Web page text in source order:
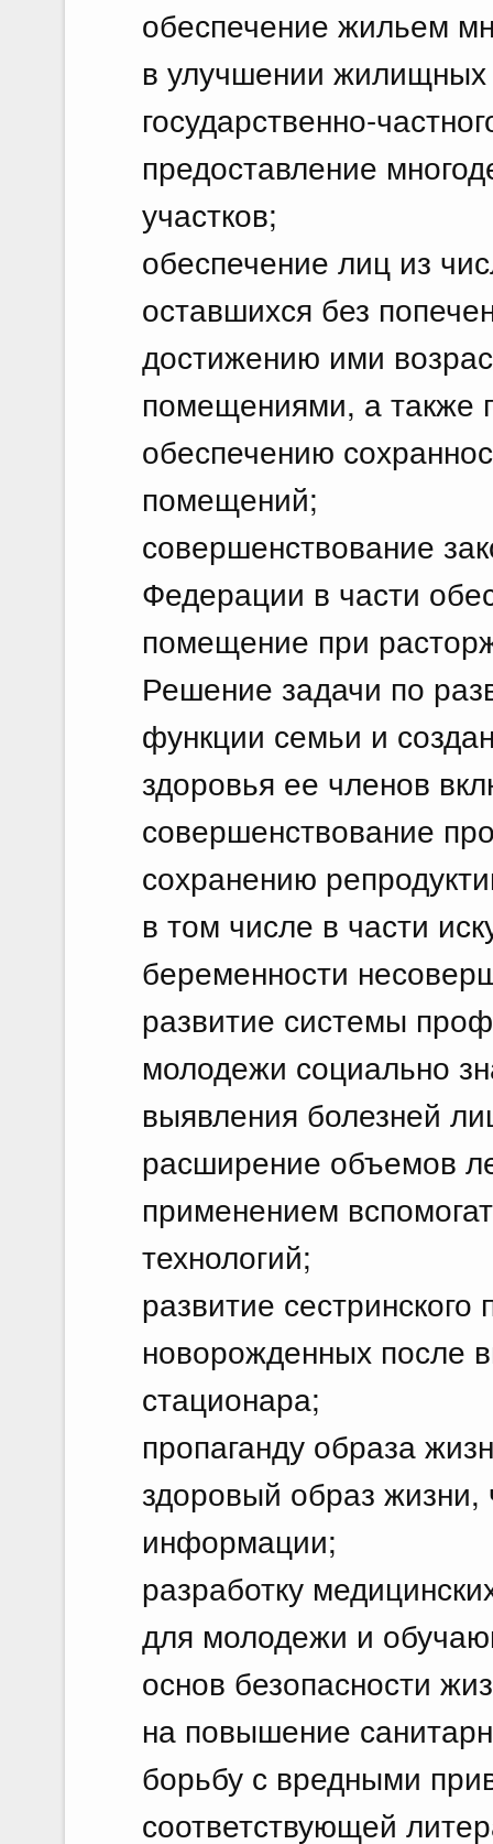
обеспечение жильем
в улучшении жилищных
государственно-
предоставление
участков;
обеспечение лиц из
оставшихся без
достижению ими
помещениями, а также
обеспечению
помещений;
совершенствование
Федерации в части
помещение при
Решение задачи по
функции семьи и
здоровья ее членов
совершенствование
сохранению
в том числе в части
беременности
развитие системы
молодежи социально
выявления болезней
расширение объемов
применением
технологий;
развитие
новорожденных после
стационара;
пропаганду образа
здоровый образ жизни,
информации;
разработку
для молодежи и
основ безопасности
на повышение
борьбу с вредными
соответствующей